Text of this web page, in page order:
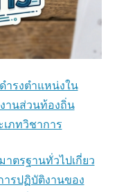
ำรงตำแหน่งใน
านส่วนท้องถิ่น
ภทวิชาการ
าตรฐานทั่วไปเกี่ยว
รปฏิบัติงานของ